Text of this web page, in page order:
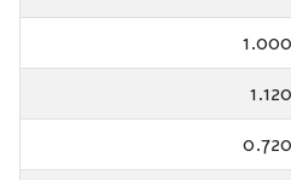
1.000
1.120
0.720